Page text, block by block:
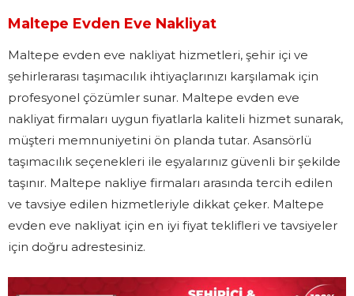
Maltepe Evden Eve Nakliyat
Maltepe evden eve nakliyat hizmetleri, şehir içi ve
şehirlerarası taşımacılık ihtiyaçlarınızı karşılamak için
profesyonel çözümler sunar. Maltepe evden eve
nakliyat firmaları uygun fiyatlarla kaliteli hizmet sunarak,
müşteri memnuniyetini ön planda tutar. Asansörlü
taşımacılık seçenekleri ile eşyalarınız güvenli bir şekilde
taşınır. Maltepe nakliye firmaları arasında tercih edilen
ve tavsiye edilen hizmetleriyle dikkat çeker. Maltepe
evden eve nakliyat için en iyi fiyat teklifleri ve tavsiyeler
için doğru adrestesiniz.